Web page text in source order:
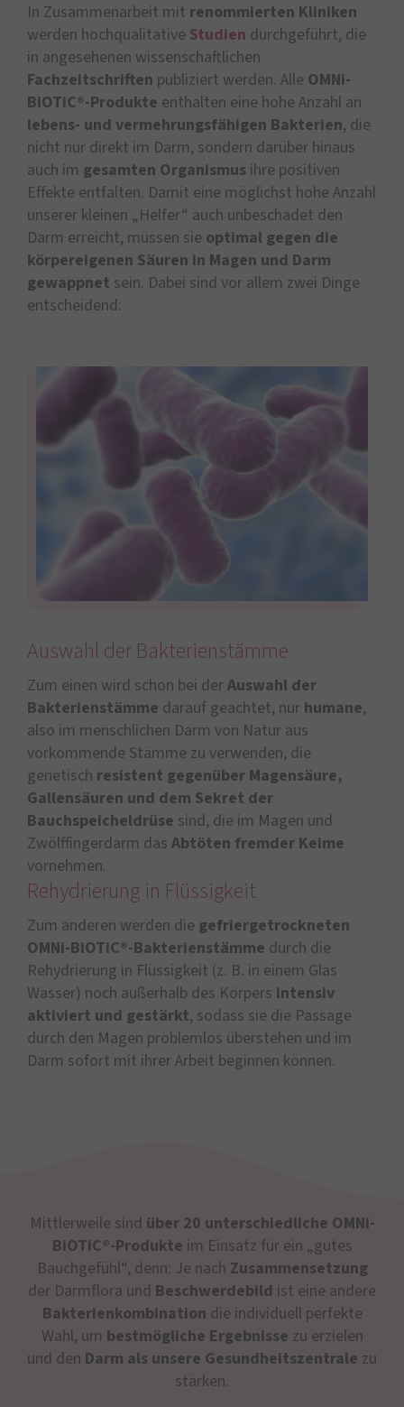
In Zusammenarbeit mit renommierten Kliniken
werden hochqualitative Studien durchgeführt, die
in angesehenen wissenschaftlichen
Fachzeitschriften publiziert werden. Alle OMNi-
BiOTiC®-Produkte enthalten eine hohe Anzahl an
lebens- und vermehrungsfähigen Bakterien, die
nicht nur direkt im Darm, sondern darüber hinaus
auch im gesamten Organismus ihre positiven
Effekte entfalten. Damit eine möglichst hohe Anzahl
unserer kleinen „Helfer“ auch unbeschadet den
Darm erreicht, müssen sie optimal gegen die
körpereigenen Säuren in Magen und Darm
gewappnet sein. Dabei sind vor allem zwei Dinge
entscheidend:
Auswahl der Bakterienstämme
Zum einen wird schon bei derAuswahl der
Bakterienstämme darauf geachtet, nur humane,
also im menschlichen Darm von Natur aus
vorkommende Stämme zu verwenden, die
genetisch resistent gegenüber Magensäure,
Gallensäuren und dem Sekret der
Bauchspeicheldrüse sind, die im Magen und
Zwölffingerdarm das Abtöten fremder Keime
vornehmen.
Rehydrierung in Flüssigkeit
Zum anderen werden die gefriergetrockneten
OMNi-BiOTiC®-Bakterienstämme durch die
Rehydrierung in Flüssigkeit (z. B. in einem Glas
Wasser) noch außerhalb des Körpers intensiv
aktiviert und gestärkt, sodass sie die Passage
durch den Magen problemlos überstehen und im
Darm sofort mit ihrer Arbeit beginnen können.
Mittlerweile sind über 20 unterschiedliche OMNi-
BiOTiC®-Produkte im Einsatz für ein „gutes
Bauchgefühl“, denn: Je nach Zusammensetzung
der Darmflora und Beschwerdebild ist eine andere
Bakterienkombination die individuell perfekte
Wahl, um bestmögliche Ergebnisse zu erzielen
und den Darm als unsere Gesundheitszentrale zu
stärken.